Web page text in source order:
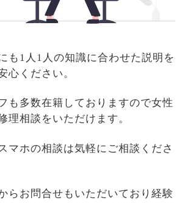
も1人1人の知識に合わせた説明を
心ください。
も多数在籍しておりますので女性
理相談をいただけます。
マホの相談は気軽にご相談くださ
らお問合せもいただいており経験